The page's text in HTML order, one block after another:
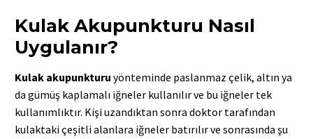
Kulak Akupunkturu Nasıl
Uygulanır?
Kulak akupunkturu yönteminde paslanmaz çelik, altın ya
da gümüş kaplamalı iğneler kullanılır ve bu iğneler tek
kullanımlıktır. Kişi uzandıktan sonra doktor tarafından
kulaktaki çeşitli alanlara iğneler batırılır ve sonrasında şu